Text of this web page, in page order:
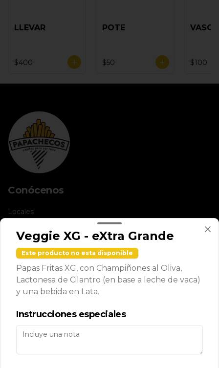
LLEVAR
$400
POTE
$50
VASO
$100
Conócenos
Locales
Política de privacidad
Redes sociales
Instagram
Mi cuenta
Iniciar sesión
Veggie XG - eXtra Grande
Este producto no esta disponible
Papas Fritas XG, con Champiñones al Oliva,
Lactonesa de Cilantro (en base a leche de vaca)
y una bebida en Lata.
Instrucciones especiales